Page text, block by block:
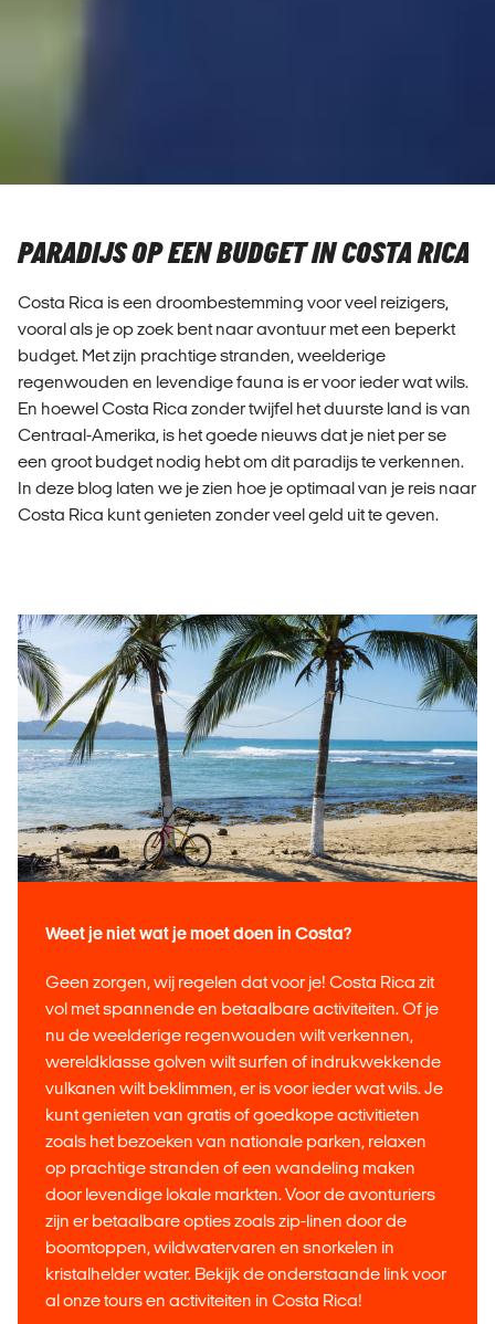
PARADIJS OP EEN BUDGET IN COSTA RICA
Costa Rica is een droombestemming voor veel reizigers,
vooral als je op zoek bent naar avontuur met een beperkt
budget. Met zijn prachtige stranden, weelderige
regenwouden en levendige fauna is er voor ieder wat wils.
En hoewel Costa Rica zonder twijfel het duurste land is van
Centraal-Amerika, is het goede nieuws dat je niet per se
een groot budget nodig hebt om dit paradijs te verkennen.
In deze blog laten we je zien hoe je optimaal van je reis naar
Costa Rica kunt genieten zonder veel geld uit te geven.
Weet je niet wat je moet doen in Costa?
Geen zorgen, wij regelen dat voor je! Costa Rica zit
vol met spannende en betaalbare activiteiten. Of je
nu de weelderige regenwouden wilt verkennen,
wereldklasse golven wilt surfen of indrukwekkende
vulkanen wilt beklimmen, er is voor ieder wat wils. Je
kunt genieten van gratis of goedkope activitieten
zoals het bezoeken van nationale parken, relaxen
op prachtige stranden of een wandeling maken
door levendige lokale markten. Voor de avonturiers
zijn er betaalbare opties zoals zip-linen door de
boomtoppen, wildwatervaren en snorkelen in
kristalhelder water. Bekijk de onderstaande link voor
al onze tours en activiteiten in Costa Rica!